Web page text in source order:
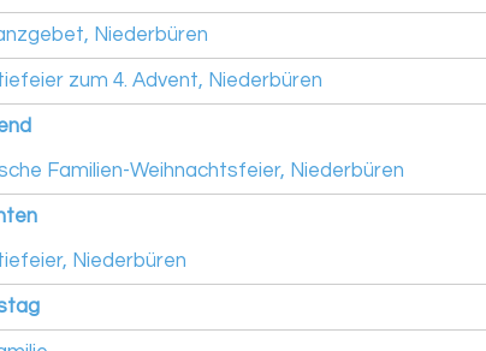
Niederbüren
zum 4. Advent, Niederbüren
Familien-Weihnachtsfeier, Niederbüren
Niederbüren